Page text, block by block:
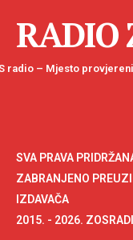
RADIO
radio – Mjesto
SVA PRAVA
ZABRANJENO
IZDAVAČA
2015. - 2026.